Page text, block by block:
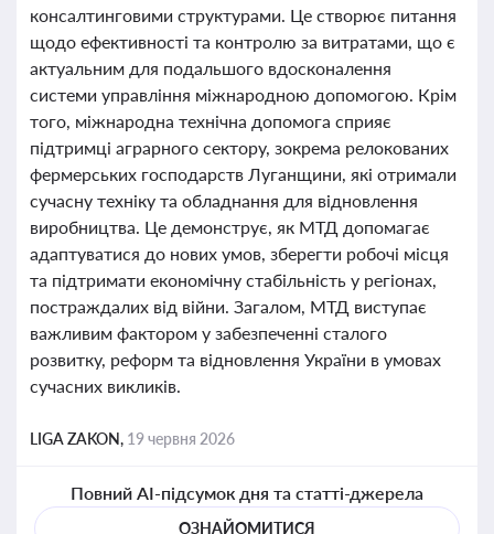
консалтинговими структурами. Це створює питання
щодо ефективності та контролю за витратами, що є
актуальним для подальшого вдосконалення
системи управління міжнародною допомогою. Крім
того, міжнародна технічна допомога сприяє
підтримці аграрного сектору, зокрема релокованих
фермерських господарств Луганщини, які отримали
сучасну техніку та обладнання для відновлення
виробництва. Це демонструє, як МТД допомагає
адаптуватися до нових умов, зберегти робочі місця
та підтримати економічну стабільність у регіонах,
постраждалих від війни. Загалом, МТД виступає
важливим фактором у забезпеченні сталого
розвитку, реформ та відновлення України в умовах
сучасних викликів.
LIGA ZAKON, 19 червня 2026
Повний AI-підсумок дня та статті-джерела
ОЗНАЙОМИТИСЯ